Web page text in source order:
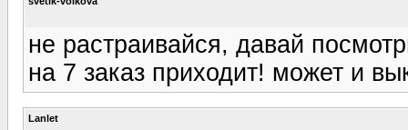
не растраивайся, давай
на 7 заказ приходит! может и
Lanlet